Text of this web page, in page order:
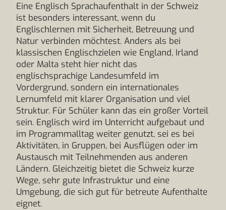
Eine Englisch Sprachaufenthalt in der Schweiz
ist besonders interessant, wenn du
Englischlernen mit Sicherheit, Betreuung und
Natur verbinden möchtest. Anders als bei
klassischen Englischzielen wie England, Irland
oder Malta steht hier nicht das
englischsprachige Landesumfeld im
Vordergrund, sondern ein internationales
Lernumfeld mit klarer Organisation und viel
Struktur. Für Schüler kann das ein großer Vorteil
sein. Englisch wird im Unterricht aufgebaut und
im Programmalltag weiter genutzt, sei es bei
Aktivitäten, in Gruppen, bei Ausflügen oder im
Austausch mit Teilnehmenden aus anderen
Ländern. Gleichzeitig bietet die Schweiz kurze
Wege, sehr gute Infrastruktur und eine
Umgebung, die sich gut für betreute Aufenthalte
eignet.